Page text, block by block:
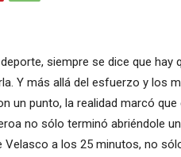
siempre se dice que
Y más allá del esfuerzo y los
un punto, la realidad marcó
no sólo terminó abriéndole
Velasco a los 25 minutos, no